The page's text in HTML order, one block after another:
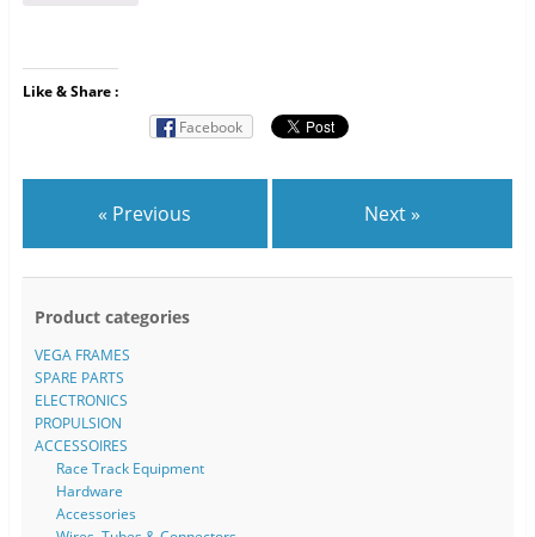
Like & Share :
Facebook
« Previous Next »
Product categories
VEGA FRAMES
SPARE PARTS
ELECTRONICS
PROPULSION
ACCESSOIRES
Race Track Equipment
Hardware
Accessories